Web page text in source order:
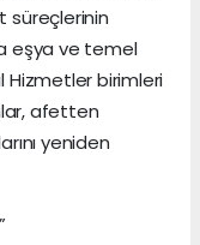
süreçlerinin
eşya ve temel
Hizmetler birimleri
afetten
yeniden